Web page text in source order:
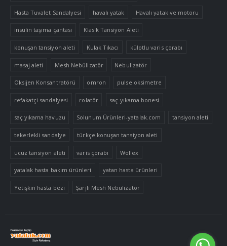
Hasta Tuvalet Sandalyesi havalı yatak Havalı yatak ve motoru
insülin taşıma çantası Klasik Tansiyon Aleti
konuşan tansiyon aleti Kulak Tıkacı külotlu varis çorabı
masaj aleti Mesh Nebülizatör Nebulizatör
Oksijen Konsantratörü omron pulse oksimetre
refakatçi sandalyesi rolatör saç yıkama bonesi
saç yıkama havuzu Solunum Ürünleri-yatalak.com tansiyon aleti
tekerlekli sandalye türkçe konuşan tansiyon aleti
ucuz tansiyon aleti varis çorabı Wollex
yatalak hasta bakım ürünleri yatan hasta ürünleri
Yetişkin hasta bezi Şarjlı Mesh Nebulizatör